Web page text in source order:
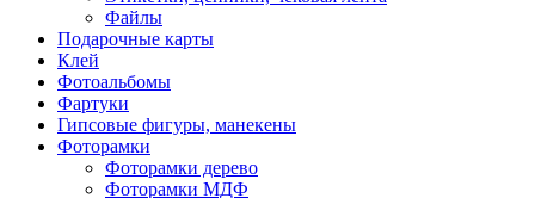
Файлы
Подарочные карты
Клей
Фотоальбомы
Фартуки
Гипсовые фигуры, манекены
Фоторамки
Фоторамки дерево
Фоторамки МДФ